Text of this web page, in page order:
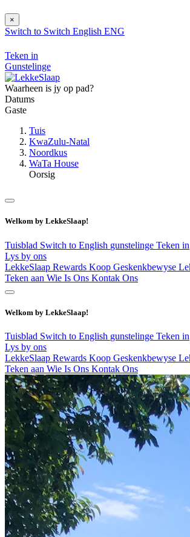
×
Switch to Switch English ENG
Teken in
Gunstelinge
Waarheen is jy op pad?
Datums
Gaste
Tuis
KwaZulu-Natal
Noordkus
WaTa House
Oorsig
Welkom by LekkeSlaap!
Tuisblad Switch to English gunstelinge Teken in
Lys by ons
LekkeSlaap Rewards Koop Geskenkbewyse
Teken aan Wie Is Ons Kontak Ons
Welkom by LekkeSlaap!
Tuisblad Switch to English gunstelinge Teken in
Lys by ons
LekkeSlaap Rewards Koop Geskenkbewyse
Teken aan Wie Is Ons Kontak Ons